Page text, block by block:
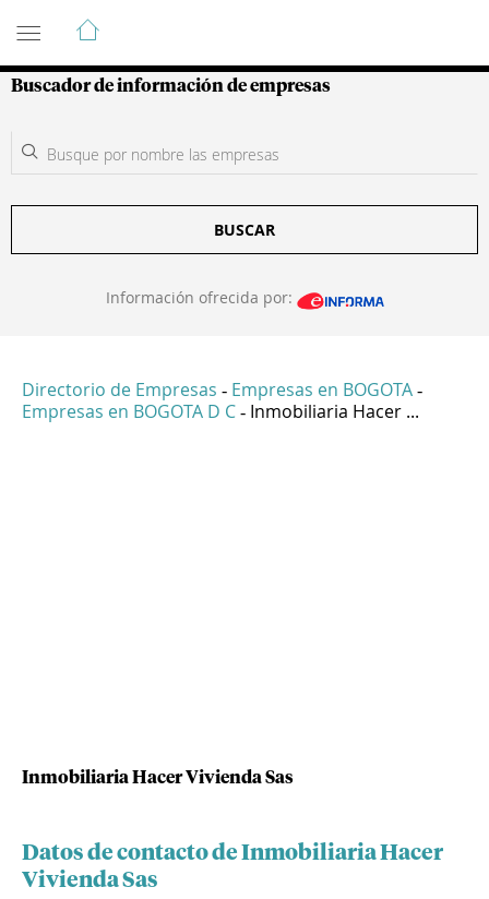
Guía de Empresas Colombianas
Buscador de información de empresas
BUSCAR
Información ofrecida por:
Directorio de Empresas - Empresas en BOGOTA -
Empresas en BOGOTA D C - Inmobiliaria Hacer ...
Inmobiliaria Hacer Vivienda Sas
Datos de contacto de Inmobiliaria Hacer
Vivienda Sas